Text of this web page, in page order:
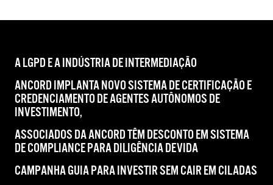
A LGPD E A INDÚSTRIA DE INTERMEDIAÇÃO
ANCORD IMPLANTA NOVO SISTEMA DE CERTIFICAÇÃO E
CREDENCIAMENTO DE AGENTES AUTÔNOMOS DE
INVESTIMENTO,
ASSOCIADOS DA ANCORD TÊM DESCONTO EM SISTEMA
DE COMPLIANCE PARA DILIGÊNCIA DEVIDA
CAMPANHA GUIA PARA INVESTIR SEM CAIR EM CILADAS